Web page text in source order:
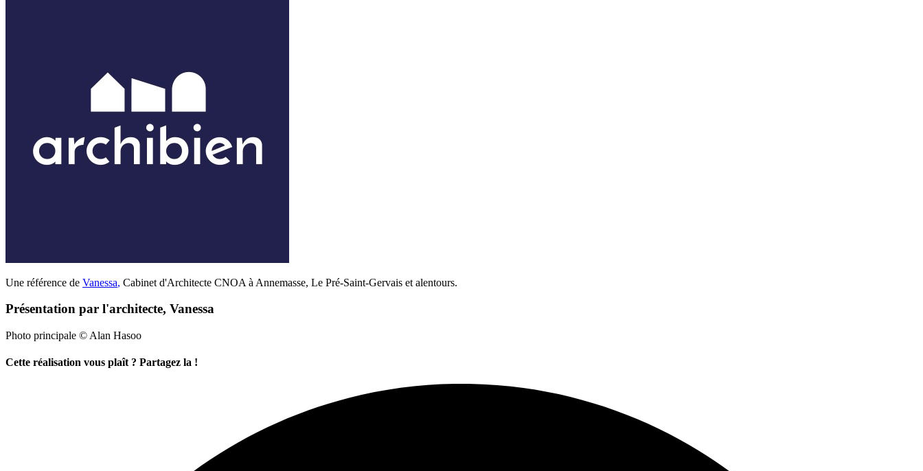
Une référence de Vanessa, Cabinet d'Architecte CNOA à Annemasse, Le Pré-Saint-Gervais et alentours.
Présentation par l'architecte, Vanessa
Photo principale © Alan Hasoo
Cette réalisation vous plaît ? Partagez la !